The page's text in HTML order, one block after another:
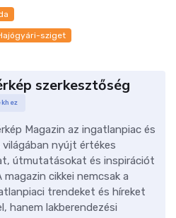
sziget
szerkesztőség
Magazin az ingatlanpiac és
világában nyújt értékes
útmutatásokat és inspirációt
magazin cikkei nemcsak a
trendeket és híreket
hanem lakberendezési